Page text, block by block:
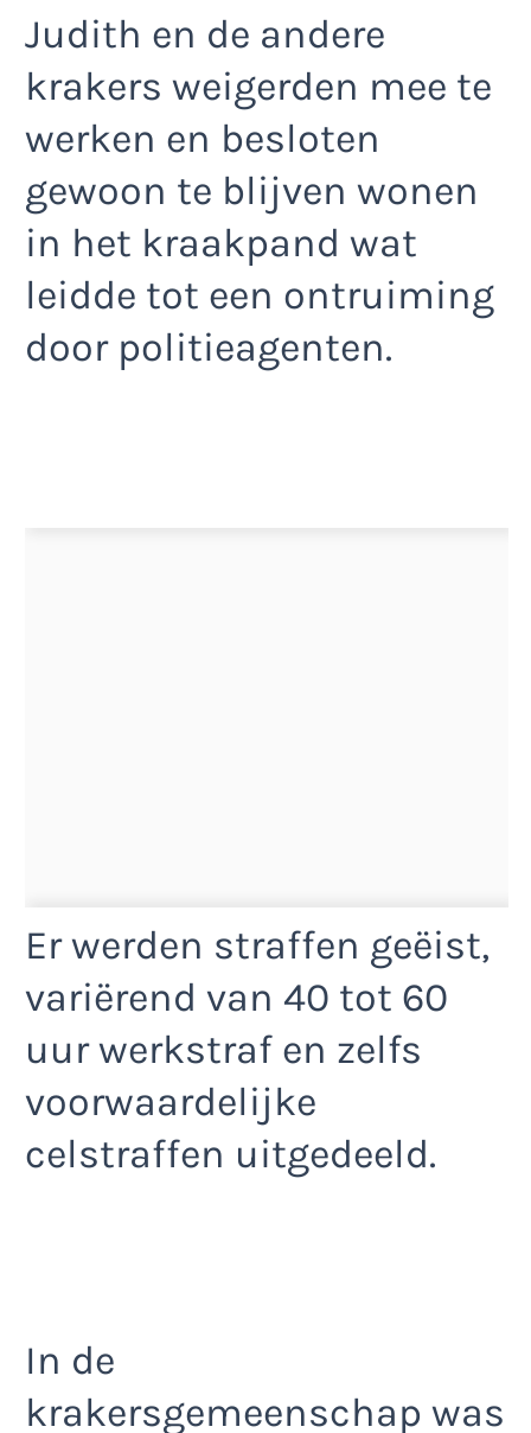
Judith en de andere
krakers weigerden mee te
werken en besloten
gewoon te blijven wonen
in het kraakpand wat
leidde tot een ontruiming
door politieagenten.
Er werden straffen geëist,
variërend van 40 tot 60
uur werkstraf en zelfs
voorwaardelijke
celstraffen uitgedeeld.
In de
krakersgemeenschap was